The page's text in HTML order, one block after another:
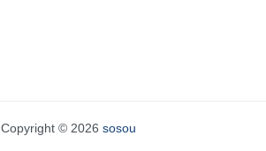
Copyright © 2026 sosou